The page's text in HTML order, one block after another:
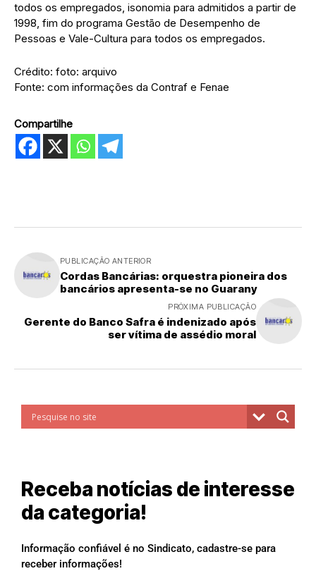
todos os empregados, isonomia para admitidos a partir de
1998, fim do programa Gestão de Desempenho de
Pessoas e Vale-Cultura para todos os empregados.
Crédito: foto: arquivo
Fonte: com informações da Contraf e Fenae
Compartilhe
PUBLICAÇÃO ANTERIOR
Cordas Bancárias: orquestra pioneira dos
bancários apresenta-se no Guarany
PRÓXIMA PUBLICAÇÃO
Gerente do Banco Safra é indenizado após
ser vítima de assédio moral
Receba notícias de interesse
da categoria!
Informação confiável é no Sindicato, cadastre-se para
receber informações!